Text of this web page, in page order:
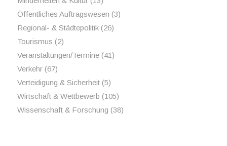
Öffentliches Auftragswesen (3)
Regional- & Städtepolitik(26)
Tourismus (2)
Veranstaltungen/Termine(41)
Verkehr(67)
Verteidigung & Sicherheit(5)
Wirtschaft & Wettbewerb (105)
Wissenschaft & Forschung (38)